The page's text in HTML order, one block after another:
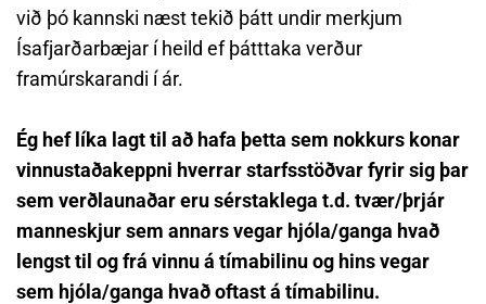
við þó kannski næst tekið þátt undir merkjum
Ísafjarðarbæjar í heild ef þátttaka verður
framúrskarandi í ár.
Ég hef líka lagt til að hafa þetta sem nokkurs konar
vinnustaðakeppni hverrar starfsstöðvar fyrir sig þar
sem verðlaunaðar eru sérstaklega t.d. tvær/þrjár
manneskjur sem annars vegar hjóla/ganga hvað
lengst til og frá vinnu á tímabilinu og hins vegar
sem hjóla/ganga hvað oftast á tímabilinu.